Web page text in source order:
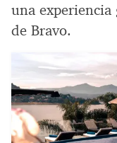
una experiencia
de Bravo.